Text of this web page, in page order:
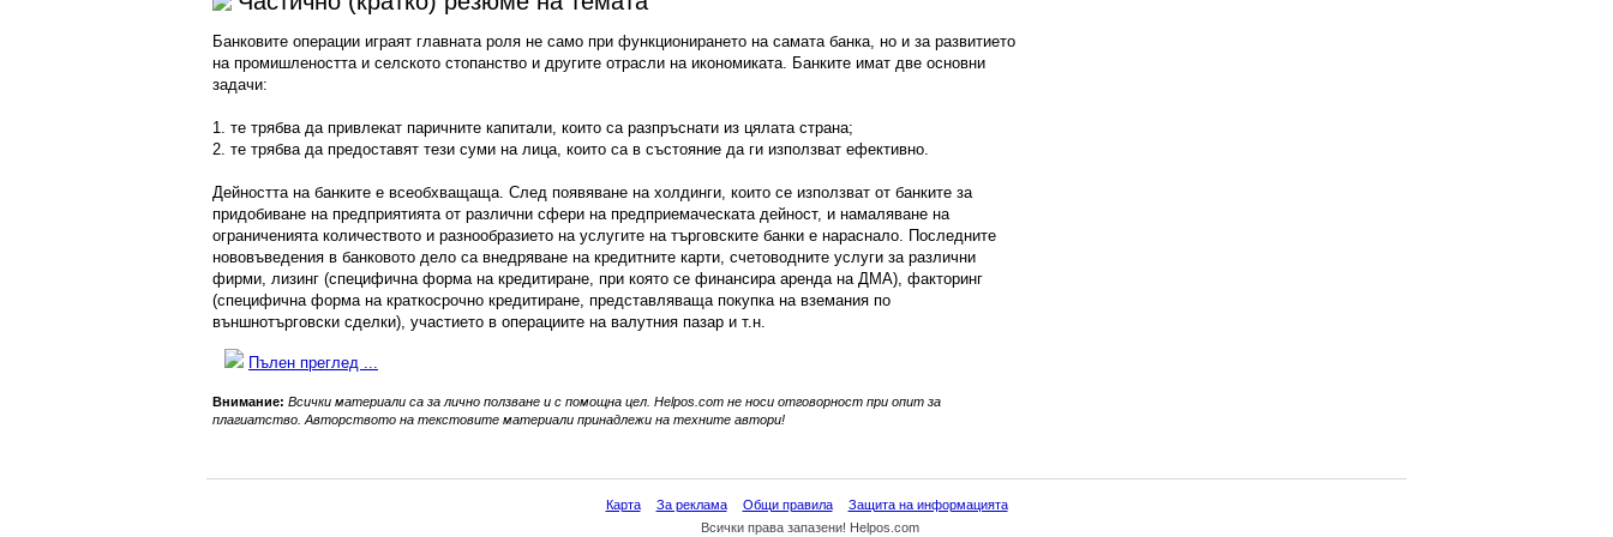
Банковите операции играят главната роля не само при функционирането на самата банка, но и за развитието
на промишлеността и селското стопанство и другите отрасли на икономиката. Банките имат две основни
задачи:
1. те трябва да привлекат паричните капитали, които са разпръснати из цялата страна;
2. те трябва да предоставят тези суми на лица, които са в състояние да ги използват ефективно.
Дейността на банките е всеобхващаща. След появяване на холдинги, които се използват от банките за
придобиване на предприятията от различни сфери на предприемаческата дейност, и намаляване на
ограниченията количеството и разнообразието на услугите на търговските банки е нараснало. Последните
нововъведения в банковото дело са внедряване на кредитните карти, счетоводните услуги за различни
фирми, лизинг (специфична форма на кредитиране, при която се финансира аренда на ДМА), факторинг
(специфична форма на краткосрочно кредитиране, представляваща покупка на вземания по
външнотърговски сделки), участието в операциите на валутния пазар и т.н.
Пълен преглед ...
Внимание: Всички материали са за лично ползване и с помощна цел. Helpos.com не носи отговорност при опит за
плагиатство. Авторството на текстовите материали принадлежи на техните автори!
Карта За реклама Общи правила
Защита на информацията
Всички права запазени! Helpos.com